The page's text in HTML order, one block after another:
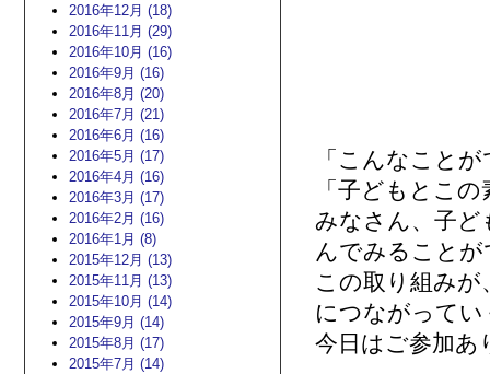
2016年12月 (18)
2016年11月 (29)
2016年10月 (16)
2016年9月 (16)
2016年8月 (20)
2016年7月 (21)
2016年6月 (16)
2016年5月 (17)
2016年4月 (16)
2016年3月 (17)
2016年2月 (16)
2016年1月 (8)
2015年12月 (13)
2015年11月 (13)
2015年10月 (14)
2015年9月 (14)
2015年8月 (17)
2015年7月 (14)
「こんなこと
「子どもとこ
みなさん、子ど
んでみること
この取り組み
につながって
今日はご参加あ